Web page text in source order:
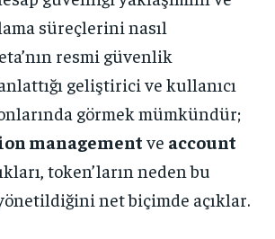
süreçlerini nasıl
resmi güvenlik
geliştirici ve kullanıcı
görmek mümkündür;
managementve account
token’ların neden bu
net biçimde açıklar.